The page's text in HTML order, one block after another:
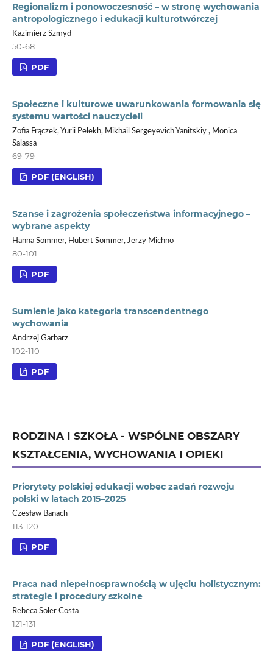
Regionalizm i ponowoczesność – w stronę wychowania
antropologicznego i edukacji kulturotwórczej
Kazimierz Szmyd
50-68
PDF
Społeczne i kulturowe uwarunkowania formowania się
systemu wartości nauczycieli
Zofia Frączek, Yurii Pelekh, Mikhail Sergeyevich Yanitskiy , Monica
Salassa
69-79
PDF (ENGLISH)
Szanse i zagrożenia społeczeństwa informacyjnego –
wybrane aspekty
Hanna Sommer, Hubert Sommer, Jerzy Michno
80-101
PDF
Sumienie jako kategoria transcendentnego
wychowania
Andrzej Garbarz
102-110
PDF
RODZINA I SZKOŁA - WSPÓLNE OBSZARY
KSZTAŁCENIA, WYCHOWANIA I OPIEKI
Priorytety polskiej edukacji wobec zadań rozwoju
polski w latach 2015–2025
Czesław Banach
113-120
PDF
Praca nad niepełnosprawnością w ujęciu holistycznym:
strategie i procedury szkolne
Rebeca Soler Costa
121-131
PDF (ENGLISH)